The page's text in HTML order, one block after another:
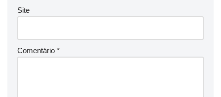
Site
Comentário *